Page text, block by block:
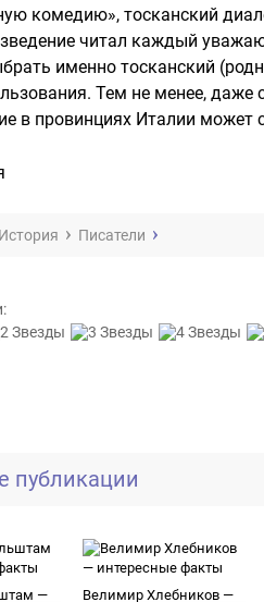
комедию», тосканский
читал каждый
именно тосканский
Тем не менее, даже
в провинциях Италии может
История Писатели
публикации
— Велимир Хлебников —